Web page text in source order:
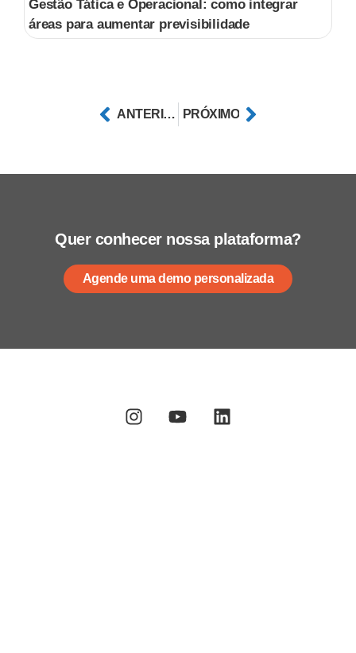
Gestão Tática e Operacional: como integrar
áreas para aumentar previsibilidade
ANTERIOR PRÓXIMO
Quer conhecer nossa plataforma?
Agende uma demo personalizada